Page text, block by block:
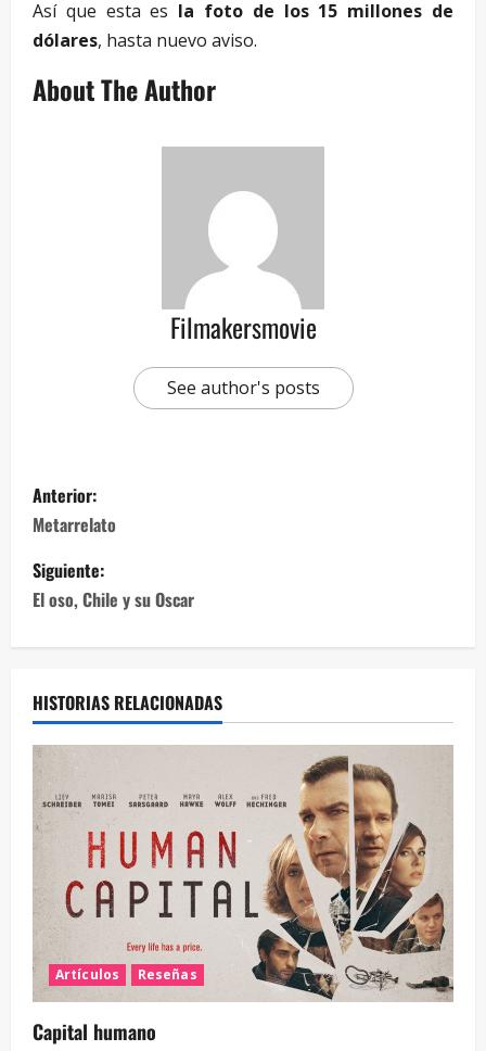
Así que esta es la foto de los 15 millones de
dólares, hasta nuevo aviso.
About The Author
Filmakersmovie
See author's posts
Anterior:
Metarrelato
Siguiente:
El oso, Chile y su Oscar
HISTORIAS RELACIONADAS
Artículos Reseñas
Capital humano